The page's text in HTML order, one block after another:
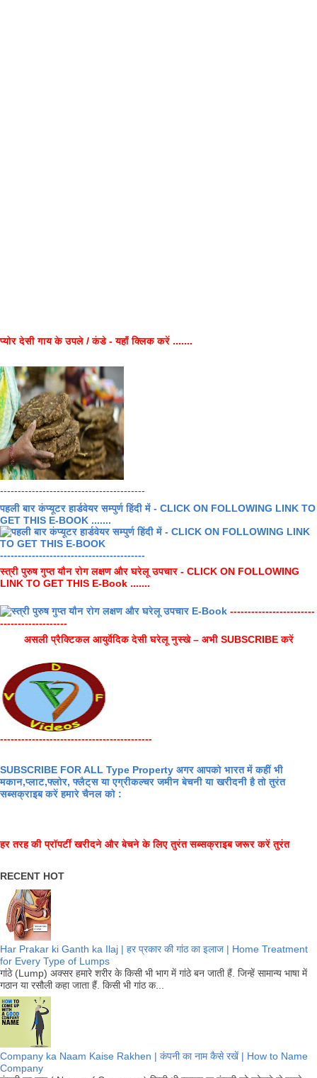
प्योर देसी गाय के उपले / कंडे - यहाँ क्लिक करें .......
-----------------------------------------
पहली बार कंप्यूटर हार्डवेयर सम्पुर्ण हिंदी में - CLICK ON FOLLOWING LINK TO
GET THIS E-BOOK .......
-----------------------------------------
स्त्री पुरुष गुप्त यौन रोग लक्षण और घरेलू उपचार - CLICK ON FOLLOWING
LINK TO GET THIS E-Book .......
------------------------
-------------------
असली प्रैक्टिकल आयुर्वेदिक देसी घरेलू नुस्खे – अभी SUBSCRIBE करें
-------------------------------------------
SUBSCRIBE FOR ALL Type Property अगर आपको भारत में कहीं भी
मकान,प्लाट,फ्लोर, फ्लैट्स या एग्रीकल्चर जमीन बेचनी या खरीदनी है तो तुरंत
सब्सक्राइब करें हमारे चैनल को :
हर तरह की प्रॉपर्टी खरीदने और बेचने के लिए तुरंत सब्सक्राइब जरूर करें तुरंत
RECENT HOT
Har Prakar ki Ganth ka Ilaj | हर प्रकार की गांठ का इलाज | Home Treatment
for Every Type of Lumps
गांठे (Lump) अक्सर हमारे शरीर के किसी भी भाग में गांठे बन जाती हैं. जिन्हें सामान्य भाषा में
गठान या रसौली कहा जाता हैं. किसी भी गांठ क...
Company ka Naam Kaise Rakhen | कंपनी का नाम कैसे रखें | How to Name
Company